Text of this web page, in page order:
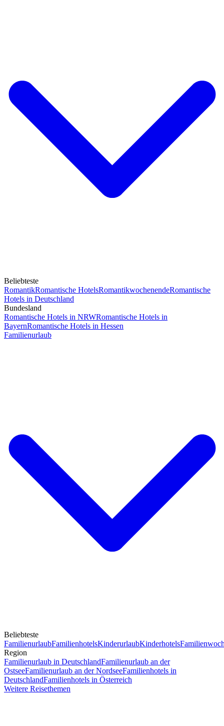
Beliebteste
RomantikRomantische HotelsRomantikwochenendeRomantische
Hotels in Deutschland
Bundesland
Romantische Hotels in NRWRomantische Hotels in
BayernRomantische Hotels in Hessen
Familienurlaub
Beliebteste
FamilienurlaubFamilienhotelsKinderurlaubKinderhotels
Region
Familienurlaub in DeutschlandFamilienurlaub an der
OstseeFamilienurlaub an der NordseeFamilienhotels in
DeutschlandFamilienhotels in Österreich
Weitere Reisethemen